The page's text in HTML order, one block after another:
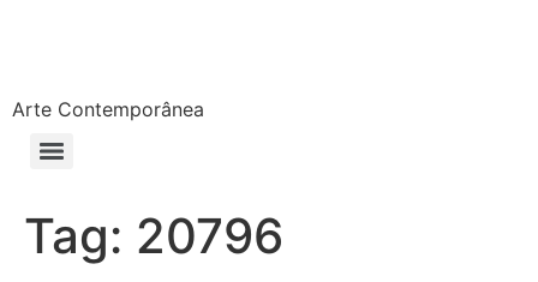
Arte Contemporânea
Tag: 20796